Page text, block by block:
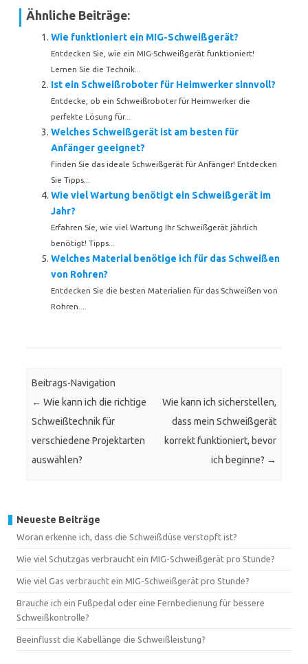
Ähnliche Beiträge:
Wie funktioniert ein MIG-Schweißgerät?
Entdecken Sie, wie ein MIG-Schweißgerät funktioniert!
Lernen Sie die Technik...
Ist ein Schweißroboter für Heimwerker sinnvoll?
Entdecke, ob ein Schweißroboter für Heimwerker die
perfekte Lösung für...
Welches Schweißgerät ist am besten für
Anfänger geeignet?
Finden Sie das ideale Schweißgerät für Anfänger! Entdecken
Sie Tipps...
Wie viel Wartung benötigt ein Schweißgerät im
Jahr?
Erfahren Sie, wie viel Wartung Ihr Schweißgerät jährlich
benötigt! Tipps...
Welches Material benötige ich für das Schweißen
von Rohren?
Entdecken Sie die besten Materialien für das Schweißen von
Rohren....
Beitrags-Navigation
← Wie kann ich die richtige
Schweißtechnik für
verschiedene Projektarten
auswählen?
Wie kann ich sicherstellen,
dass mein Schweißgerät
korrekt funktioniert, bevor
ich beginne? →
Neueste Beiträge
Woran erkenne ich, dass die Schweißdüse verstopft ist?
Wie viel Schutzgas verbraucht ein MIG-Schweißgerät pro Stunde?
Wie viel Gas verbraucht ein MIG-Schweißgerät pro Stunde?
Brauche ich ein Fußpedal oder eine Fernbedienung für bessere
Schweißkontrolle?
Beeinflusst die Kabellänge die Schweißleistung?